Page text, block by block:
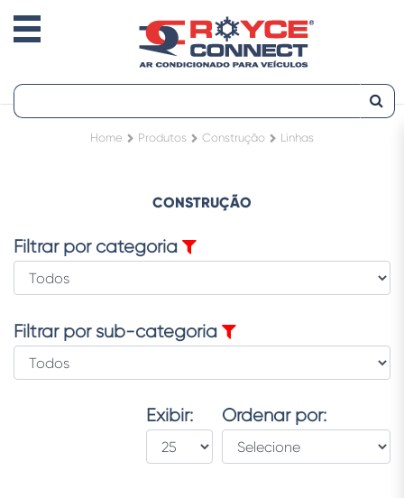
Home Produtos Construção Linhas
CONSTRUÇÃO
Filtrar por categoria
Filtrar por sub-categoria
Exibir: Ordenar por: